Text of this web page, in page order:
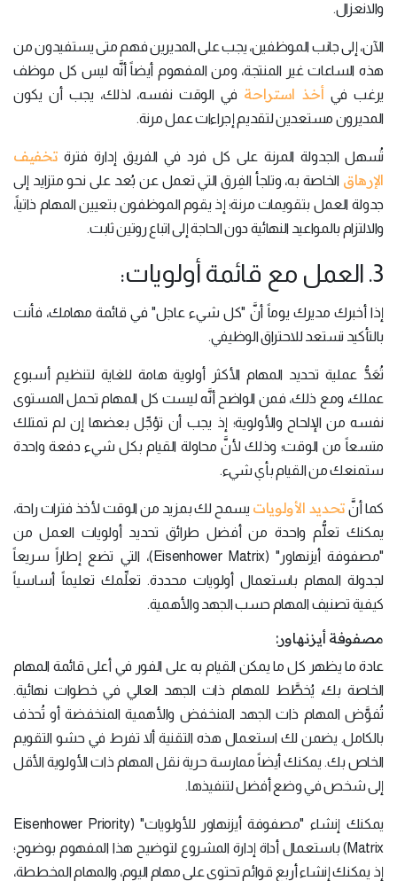
والانعزال.
الآن، إلى جانب الموظفين، يجب على المديرين فهم متى يستفيدون من
هذه الساعات غير المنتجة، ومن المفهوم أيضاً أنَّه ليس كل موظف
يرغب في أخذ استراحة في الوقت نفسه، لذلك، يجب أن يكون
المديرون مستعدين لتقديم إجراءات عمل مرنة.
تُسهل الجدولة المرنة على كل فرد في الفريق إدارة فترة تخفيف
الإرهاق الخاصة به، وتلجأ الفِرق التي تعمل عن بُعد على نحو متزايد إلى
جدولة العمل بتقويمات مرنة؛ إذ يقوم الموظفون بتعيين المهام ذاتياً،
والالتزام بالمواعيد النهائية دون الحاجة إلى اتباع روتين ثابت.
3. العمل مع قائمة أولويات:
إذا أخبرك مديرك يوماً أنَّ "كل شيء عاجل" في قائمة مهامك، فأنت
بالتأكيد تستعد للاحتراق الوظيفي.
تُعَدُّ عملية تحديد المهام الأكثر أولوية هامة للغاية لتنظيم أسبوع
عملك، ومع ذلك، فمن الواضح أنَّه ليست كل المهام تحمل المستوى
نفسه من الإلحاح والأولوية؛ إذ يجب أن تؤجِّل بعضها إن لم تمتلك
متسعاً من الوقت؛ وذلك لأنَّ محاولة القيام بكل شيء دفعة واحدة
ستمنعك من القيام بأي شيء.
كما أنَّ تحديد الأولويات يسمح لك بمزيد من الوقت لأخذ فترات راحة،
يمكنك تعلُّم واحدة من أفضل طرائق تحديد أولويات العمل من
"مصفوفة أيزنهاور" (Eisenhower Matrix)، التي تضع إطاراً سريعاً
لجدولة المهام باستعمال أولويات محددة. تعلِّمك تعليماً أساسياً
كيفية تصنيف المهام حسب الجهد والأهمية.
مصفوفة أيزنهاور:
عادة ما يظهر كل ما يمكن القيام به على الفور في أعلى قائمة المهام
الخاصة بك، يُخطَّط للمهام ذات الجهد العالي في خطوات نهائية.
تُفوَّض المهام ذات الجهد المنخفض والأهمية المنخفضة أو تُحذف
بالكامل. يضمن لك استعمال هذه التقنية ألا تفرط في حشو التقويم
الخاص بك. يمكنك أيضاً ممارسة حرية نقل المهام ذات الأولوية الأقل
إلى شخص في وضع أفضل لتنفيذها.
يمكنك إنشاء "مصفوفة أيزنهاور للأولويات" (Eisenhower Priority
Matrix) باستعمال أداة إدارة المشروع لتوضيح هذا المفهوم بوضوح؛
إذ يمكنك إنشاء أربع قوائم تحتوي على مهام اليوم، والمهام المخططة،